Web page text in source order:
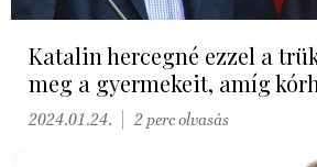
Katalin hercegné ezzel a
meg a gyermekeit, amíg
2024.01.24. 2 perc olvasás